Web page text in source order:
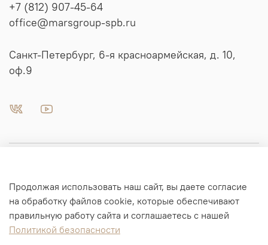
Гидравлика
Информация для заказа
+7 (812) 907-45-64
office@marsgroup-spb.ru
Санкт-Петербург, 6-я красноармейская, д. 10,
оф.9
Продолжая использовать наш сайт, вы даете согласие
на обработку файлов cookie, которые обеспечивают
правильную работу сайта и соглашаетесь с нашей
Политикой безопасности